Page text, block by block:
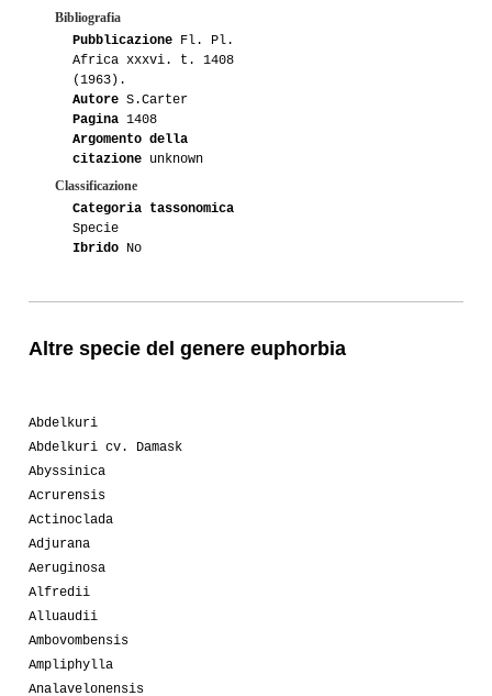
Bibliografia
Pubblicazione Fl. Pl.
Africa xxxvi. t. 1408
(1963).
Autore S.Carter
Pagina 1408
Argomento della
citazione unknown
Classificazione
Categoria tassonomica
Specie
Ibrido No
Altre specie del genere euphorbia
Abdelkuri
Abdelkuri cv. Damask
Abyssinica
Acrurensis
Actinoclada
Adjurana
Aeruginosa
Alfredii
Alluaudii
Ambovombensis
Ampliphylla
Analavelonensis